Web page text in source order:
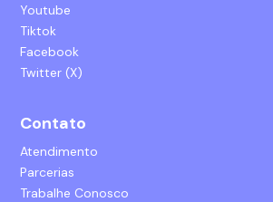
Youtube
Tiktok
Facebook
Twitter (X)
Contato
Atendimento
Parcerias
Trabalhe Conosco